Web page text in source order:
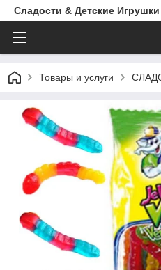
Сладости & Детские
Товары и услуги